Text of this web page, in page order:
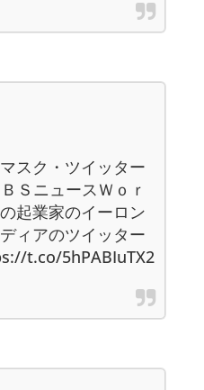
スク・ツイッター
ＳニュースＷｏｒ
起業家のイーロン
ィアのツイッター
t.co/5hPABIuTX2